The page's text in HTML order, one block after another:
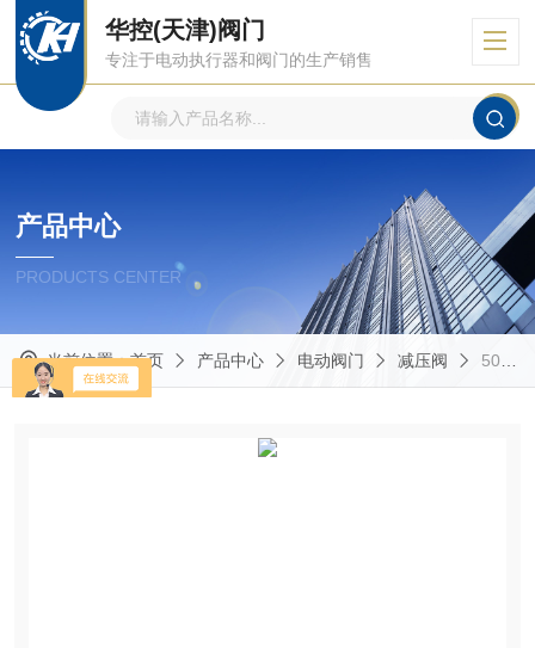
华控(天津)阀门
专注于电动执行器和阀门的生产销售
产品中心
PRODUCTS CENTER
当前位置：首页 产品中心 电动阀门 减压阀 500X-16-DN80伯纳德 DN80 碳钢减压阀